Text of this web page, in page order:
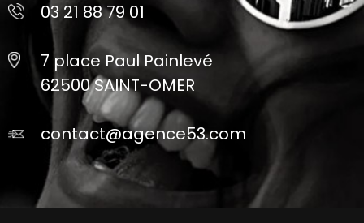
03 21 88 79 01
7 place Paul Painlevé
62500 SAINT-OMER
contact@agence53.com